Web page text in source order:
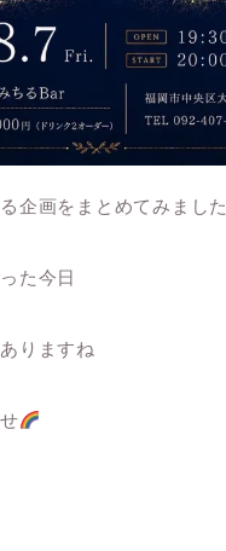
企画をまとめてみました
た今日
りますね